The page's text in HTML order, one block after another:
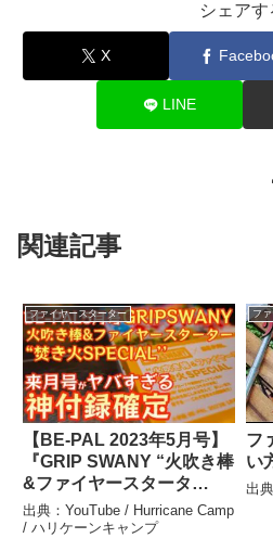
シェアす
X
LINE
関連記事
ファイヤースターター
【BE-PAL 2023年5月号】
『GRIP SWANY “火吹き棒
&ファイヤースタータ
ー”焚き火SPECIAL』開封
レビュー来月号がヤバすぎ
出典：YouTube / Hurricane Camp
/ ハリケーンキャンプ
フ
フ
い
出